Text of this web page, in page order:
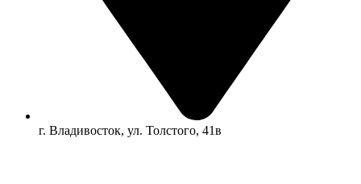
г. Владивосток, ул. Толстого, 41в